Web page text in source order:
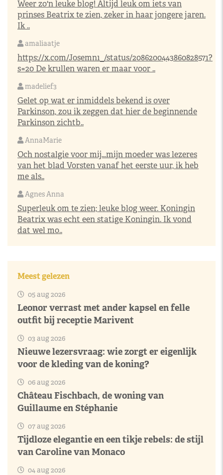
Weer zo'n leuke blog! Altijd leuk om iets van
prinses Beatrix te zien, zeker in haar jongere jaren.
Ik ..
amaliaatje
https://x.com/Josemn1_/status/2086200443860828571?
s=20 De krullen waren er maar voor ..
madelief3
Gelet op wat er inmiddels bekend is over
Parkinson, zou ik zeggen dat hier de beginnende
Parkinson zichtb..
AnnaMarie
Och nostalgie voor mij…mijn moeder was lezeres
van het blad Vorsten vanaf het eerste uur, ik heb
me als..
Agnes Anna
Superleuk om te zien; leuke blog weer. Koningin
Beatrix was echt een statige Koningin. Ik vond
dat wel mo..
Meest gelezen
05 aug 2026
Leonor verrast met ander kapsel en felle
outfit bij receptie Marivent
03 aug 2026
Nieuwe lezersvraag: wie zorgt er eigenlijk
voor de kleding van de koning?
06 aug 2026
Château Fischbach, de woning van
Guillaume en Stéphanie
07 aug 2026
Tijdloze elegantie en een tikje rebels: de stijl
van Caroline van Monaco
04 aug 2026